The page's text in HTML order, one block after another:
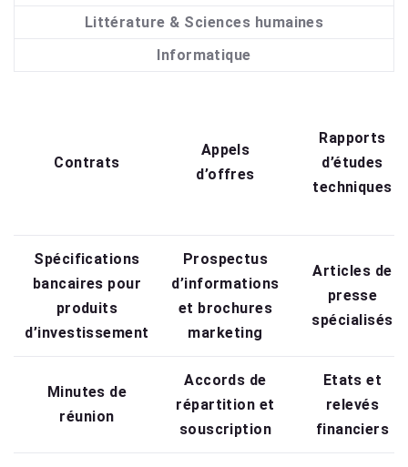
Littérature & Sciences humaines
Informatique
Contrats
Appels
d’offres
Rapports
d’études
techniques
Spécifications
bancaires pour
produits
d’investissement
Prospectus
d’informations
et brochures
marketing
Articles de
presse
spécialisés
Minutes de
réunion
Accords de
répartition et
souscription
Etats et
relevés
financiers